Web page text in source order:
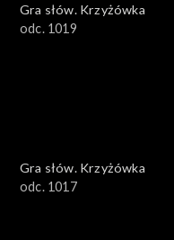
Gra słów. Krzyżówka
odc. 1019
Gra słów. Krzyżówka
odc. 1017